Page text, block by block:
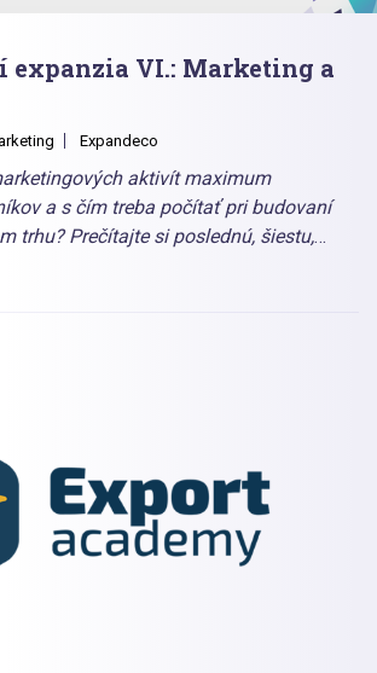
expanzia VI.: Marketing a
Expandeco
aktivít maximum
a s čím treba počítať pri budovaní
trhu? Prečítajte si poslednú, šiestu,